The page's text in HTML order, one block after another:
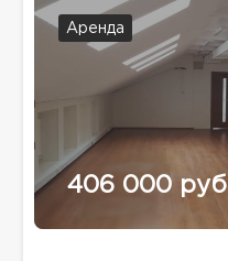
Аренда
406 000 руб